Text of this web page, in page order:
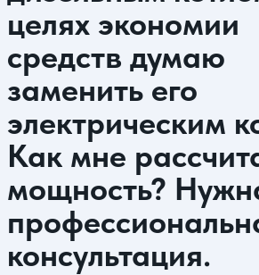
целях экономии
средств думаю
заменить его
электрическим
Как мне
мощность?
консультация.